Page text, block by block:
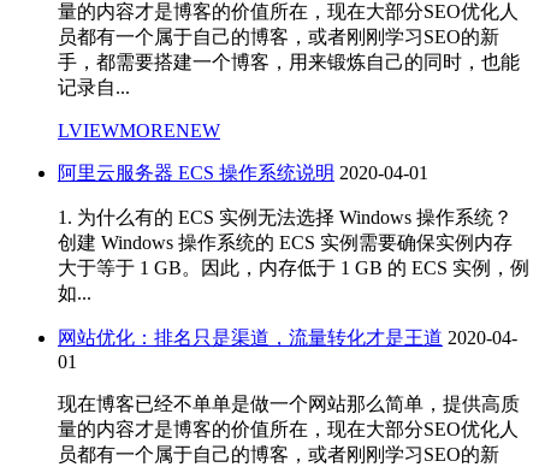
量的内容才是博客的价值所在，现在大部分SEO优化人
员都有一个属于自己的博客，或者刚刚学习SEO的新
手，都需要搭建一个博客，用来锻炼自己的同时，也能
记录自...
LVIEWMORENEW
阿里云服务器 ECS 操作系统说明 2020-04-01
1. 为什么有的 ECS 实例无法选择 Windows 操作系统？
创建 Windows 操作系统的 ECS 实例需要确保实例内存
大于等于 1 GB。因此，内存低于 1 GB 的 ECS 实例，例
如...
网站优化：排名只是渠道，流量转化才是王道 2020-04-
01
现在博客已经不单单是做一个网站那么简单，提供高质
量的内容才是博客的价值所在，现在大部分SEO优化人
员都有一个属于自己的博客，或者刚刚学习SEO的新